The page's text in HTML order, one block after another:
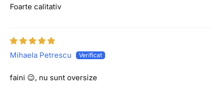
Foarte calitativ
Mihaela Petrescu
faini 😉, nu sunt oversize